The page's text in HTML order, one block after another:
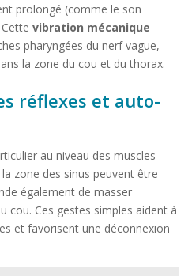
prolongé (comme le son
vibration mécanique
pharyngées du nerf vague,
la zone du cou et du thorax.
réflexes et auto-
au niveau des muscles
zone des sinus peuvent être
également de masser
cou. Ces gestes simples aident à
et favorisent une déconnexion